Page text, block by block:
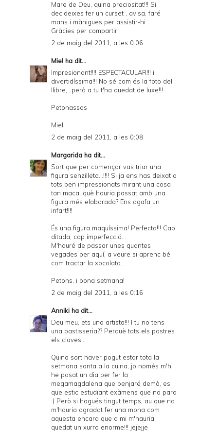
Mare de Deu, quina preciositat!!! Si
decideixes fer un curset , avisa, faré
mans i mànigues per assistir-hi
Gràcies per compartir
2 de maig del 2011, a les 0:06
Miel ha dit...
Impresionant!!!! ESPECTACULAR!!! i
divertidíssima!!! No sé com és la foto del
llibre,...però a tu t'ha quedat de luxe!!!
Petonassos
Miel
2 de maig del 2011, a les 0:08
Margarida ha dit...
Sort que per començar vas triar una
figura senzilleta...!!!! Si ja ens has deixat a
tots ben impressionats mirant una cosa
tan maca, què hauria passat amb una
figura més elaborada? Ens agafa un
infart!!!!
És una figura maquíssima! Perfecta!!! Cap
ditada, cap imperfecció...
M'hauré de passar unes quantes
vegades per aquí, a veure si aprenc bé
com tractar la xocolata...
Petons, i bona setmana!
2 de maig del 2011, a les 0:16
Anniki ha dit...
Deu meu, ets una artista!!! I tu no tens
una pastisseria?? Perquè tots els postres
els claves...
Quina sort haver pogut estar tota la
setmana santa a la cuina, jo només m'hi
he posat un dia per fer la
megamagdalena que penjaré demà, es
que estic estudiant exàmens que no paro
:( Però si hagués tingut temps, au que no
m'hauria agradat fer una mona com
aquesta encara que a mi m'hauria
quedat un xurro enorme!!! jejejje